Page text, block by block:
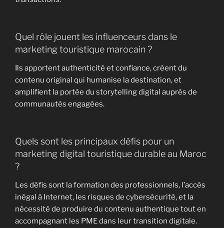
Quel rôle jouent les influenceurs dans le
marketing touristique marocain ?
Ils apportent authenticité et confiance, créent du
contenu original qui humanise la destination, et
amplifient la portée du storytelling digital auprès de
communautés engagées.
Quels sont les principaux défis pour un
marketing digital touristique durable au Maroc
?
Les défis sont la formation des professionnels, l’accès
inégal à Internet, les risques de cybersécurité, et la
nécessité de produire du contenu authentique tout en
accompagnant les PME dans leur transition digitale.